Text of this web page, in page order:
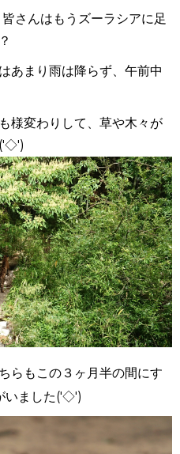
さんはもうズーラシアに足
あまり雨は降らず、午前中
様変わりして、草や木々が
ゞ
らもこの３ヶ月半の間にす
いました('◇')ゞ